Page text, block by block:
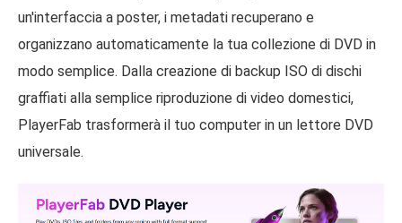
un'interfaccia a poster, i metadati recuperano e
organizzano automaticamente la tua collezione di DVD in
modo semplice. Dalla creazione di backup ISO di dischi
graffiati alla semplice riproduzione di video domestici,
PlayerFab trasformerà il tuo computer in un lettore DVD
universale.